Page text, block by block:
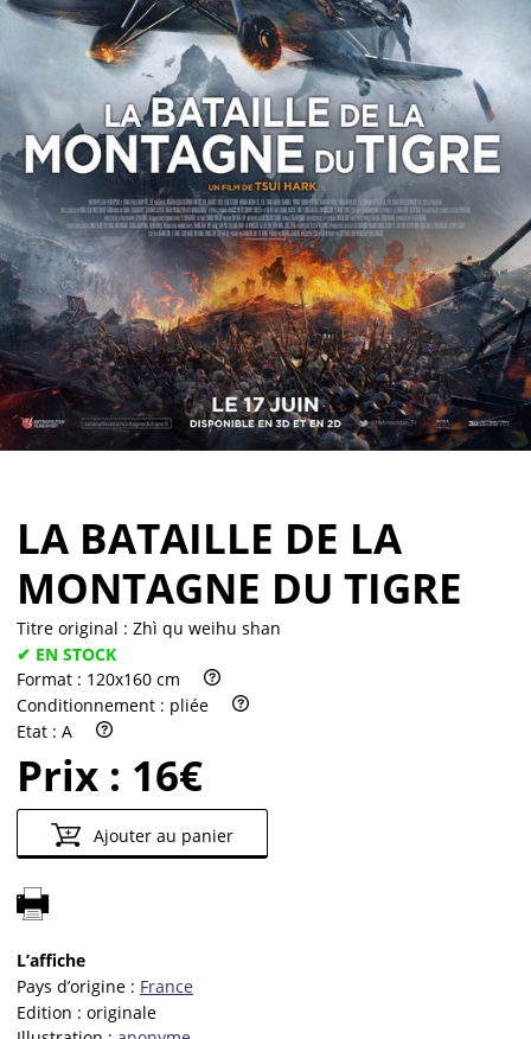
Vendre
LA BATAILLE DE LA
MONTAGNE DU TIGRE
Titre original : Zhì qu weihu shan
✔ EN STOCK
Format : 120x160 cm
Conditionnement : pliée
Etat : A
Prix : 16€
Ajouter au panier
L’affiche
Pays d’origine : France
Edition : originale